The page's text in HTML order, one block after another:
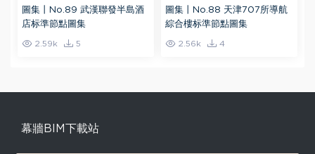
圖集丨No.89 武漢聯發半島酒
店标準節點圖集
2.59k 5
圖集丨No.88 天津707所導航
綜合樓标準節點圖集
2.56k 4
幕牆BIM下載站